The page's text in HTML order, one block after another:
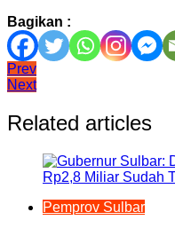
Bagikan :
Navigasi
pos
Prev
Next
Related articles
Pemprov Sulbar